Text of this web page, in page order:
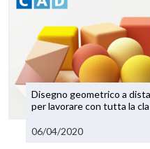
Disegno geometrico a
per lavorare con tutta la
06/04/2020